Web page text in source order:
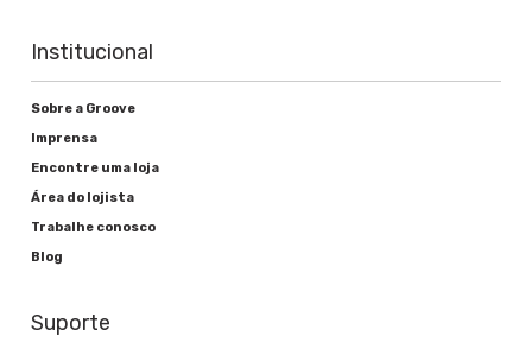
Institucional
Sobre a Groove
Imprensa
Encontre uma loja
Área do lojista
Trabalhe conosco
Blog
Suporte